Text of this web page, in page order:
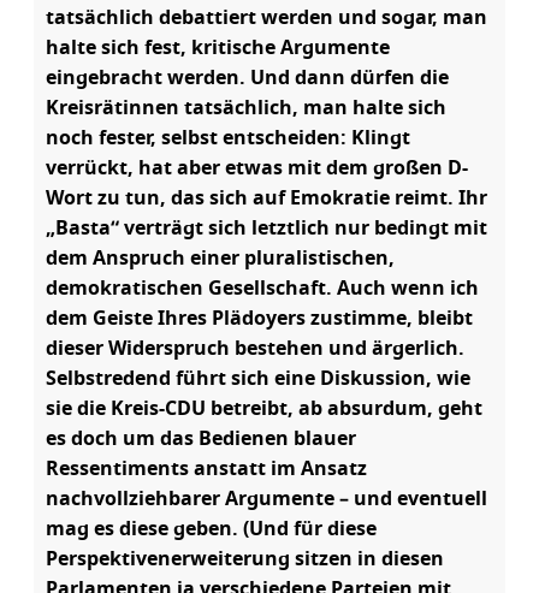
tatsächlich debattiert werden und sogar, man
halte sich fest, kritische Argumente
eingebracht werden. Und dann dürfen die
Kreisrätinnen tatsächlich, man halte sich
noch fester, selbst entscheiden: Klingt
verrückt, hat aber etwas mit dem großen D-
Wort zu tun, das sich auf Emokratie reimt. Ihr
„Basta“ verträgt sich letztlich nur bedingt mit
dem Anspruch einer pluralistischen,
demokratischen Gesellschaft. Auch wenn ich
dem Geiste Ihres Plädoyers zustimme, bleibt
dieser Widerspruch bestehen und ärgerlich.
Selbstredend führt sich eine Diskussion, wie
sie die Kreis-CDU betreibt, ab absurdum, geht
es doch um das Bedienen blauer
Ressentiments anstatt im Ansatz
nachvollziehbarer Argumente – und eventuell
mag es diese geben. (Und für diese
Perspektivenerweiterung sitzen in diesen